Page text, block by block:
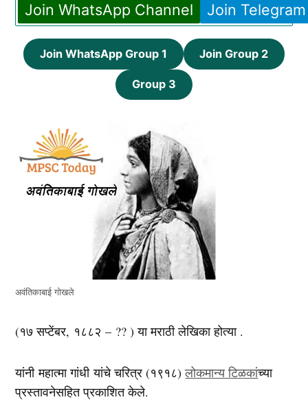
Join WhatsApp Channel Join
Join WhatsApp Group 1 Join Group 2
Group 3
अवंतिकाबाई गोखले
(१७ सप्टेंबर,‌ १८८२ – ?? ) या मराठी लेखिका होत्या .
यांनी महात्मा गांधी यांचे चरित्र (१९१८)लोकमान्य टिळकांच्या
प्रस्तावनेसहित प्रकाशित केले.